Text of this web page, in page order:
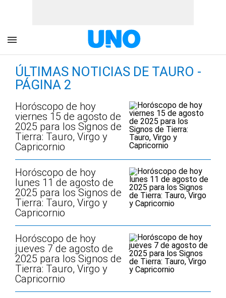
ÚLTIMAS NOTICIAS DE TAURO -
PÁGINA 2
Horóscopo de hoy
viernes 15 de agosto de
2025 para los Signos de
Tierra: Tauro, Virgo y
Capricornio
Horóscopo de hoy
lunes 11 de agosto de
2025 para los Signos de
Tierra: Tauro, Virgo y
Capricornio
Horóscopo de hoy
jueves 7 de agosto de
2025 para los Signos de
Tierra: Tauro, Virgo y
Capricornio